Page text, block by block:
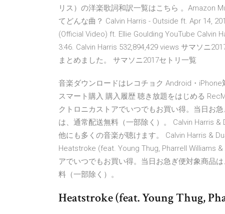
リス）の洋楽歌詞和訳一覧はこちら 。Amazon
てどんな曲？ Calvin Harris - Outside ft. Apr 14,
(Official Video) ft. Ellie Goulding YouTube Calvin
3:46. Calvin Harris 532,894,429 views サマソニ
まとめました。 サマソニ2017セトリ一覧
音楽ダウンロードはレコチョク Android・
スマート購入 購入履歴 聴き放題をはじめる
クトロニカストアでいつでもお買い得。当日お
は、通常配送無料（一部除く）。 Calvin Harris
他にも多くの音楽が聴けます。 Calvin Harris &
Heatstroke (feat. Young Thug, Pharrell Williams
アでいつでもお買い得。当日お急ぎ便対象商品
料（一部除く）。
Heatstroke (feat. Young Thug,